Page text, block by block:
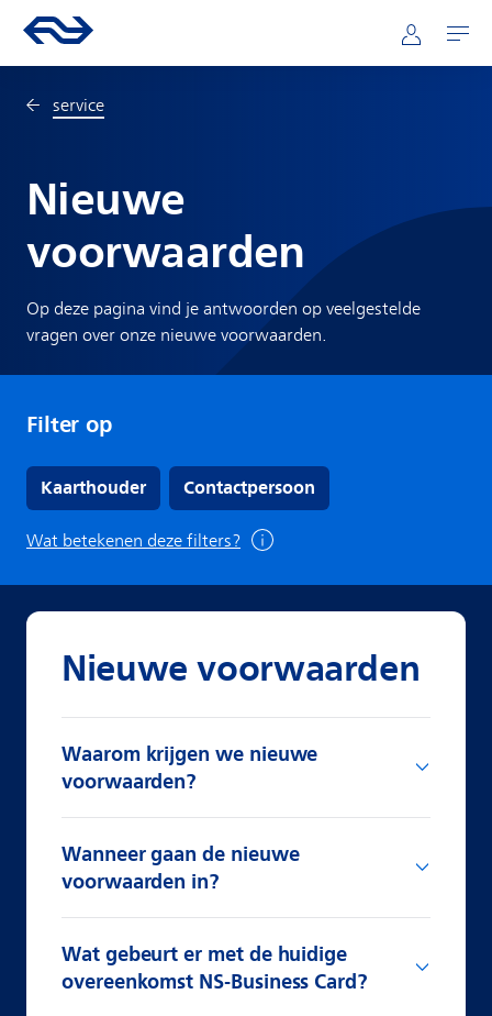
Direct naar hoofdinhoud
Hoofdnavigatie
Ga naar de homepage van ns.nl Mijn NS
Openen
service
Nieuwe
voorwaarden
Op deze pagina vind je antwoorden op veelgestelde
vragen over onze nieuwe voorwaarden.
Filter op
Kaarthouder Contactpersoon
Wat betekenen deze filters?
Nieuwe voorwaarden
Waarom krijgen we nieuwe
voorwaarden?
Wanneer gaan de nieuwe
voorwaarden in?
Wat gebeurt er met de huidige
overeenkomst NS-Business Card?